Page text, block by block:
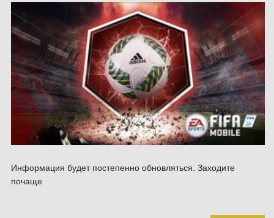
Информация будет постепенно обновляться. Заходите
почаще